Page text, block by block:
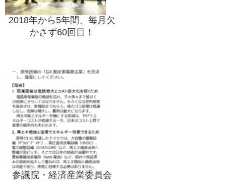
2018年から5年間、毎月欠
かさず60回目！
参議院・経済産業委員会